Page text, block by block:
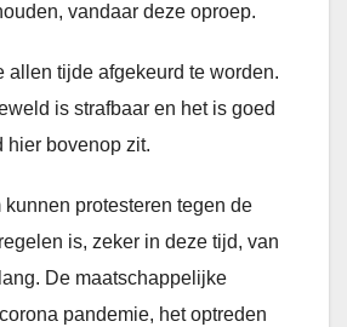
vandaar deze oproep.
allen tijde afgekeurd te worden.
is strafbaar en het is goed
hier bovenop zit.
kunnen protesteren tegen de
is, zeker in deze tijd, van
De maatschappelijke
pandemie, het optreden